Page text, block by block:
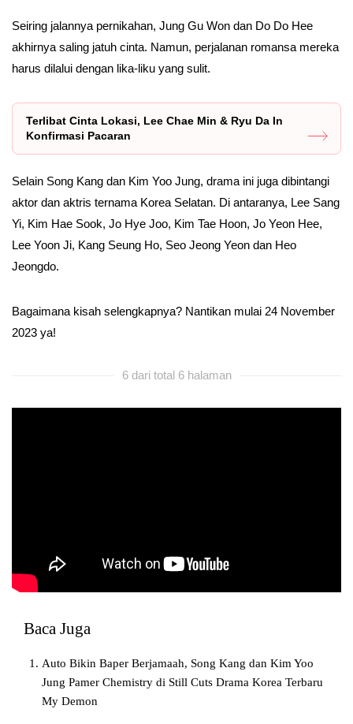
Seiring jalannya pernikahan, Jung Gu Won dan Do Do Hee
akhirnya saling jatuh cinta. Namun, perjalanan romansa mereka
harus dilalui dengan lika-liku yang sulit.
Terlibat Cinta Lokasi, Lee Chae Min & Ryu Da In
Konfirmasi Pacaran
Selain Song Kang dan Kim Yoo Jung, drama ini juga dibintangi
aktor dan aktris ternama Korea Selatan. Di antaranya, Lee Sang
Yi, Kim Hae Sook, Jo Hye Joo, Kim Tae Hoon, Jo Yeon Hee,
Lee Yoon Ji, Kang Seung Ho, Seo Jeong Yeon dan Heo
Jeongdo.
Bagaimana kisah selengkapnya? Nantikan mulai 24 November
2023 ya!
6 dari total 6 halaman
Baca Juga
Auto Bikin Baper Berjamaah, Song Kang dan Kim Yoo
Jung Pamer Chemistry di Still Cuts Drama Korea Terbaru
My Demon